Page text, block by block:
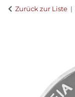
Zurück zur Liste